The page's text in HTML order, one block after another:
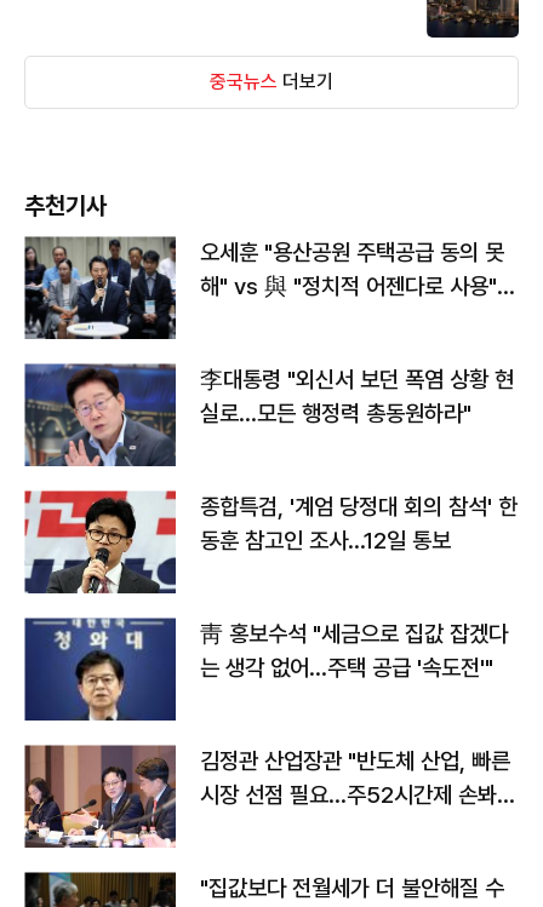
중국뉴스 더보기
추천기사
오세훈 "용산공원 주택공급 동의 못
해" vs 與 "정치적 어젠다로 사용"
李대통령 "외신서 보던 폭염 상황 현
실로…모든 행정력 총동원하라"
종합특검, '계엄 당정대 회의 참석' 한
동훈 참고인 조사...12일 통보
靑 홍보수석 "세금으로 집값 잡겠다
는 생각 없어…주택 공급 '속도전'"
김정관 산업장관 "반도체 산업, 빠른
시장 선점 필요…주52시간제 손봐
"집값보다 전월세가 더 불안해질 수